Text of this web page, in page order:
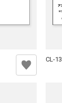
CL-13